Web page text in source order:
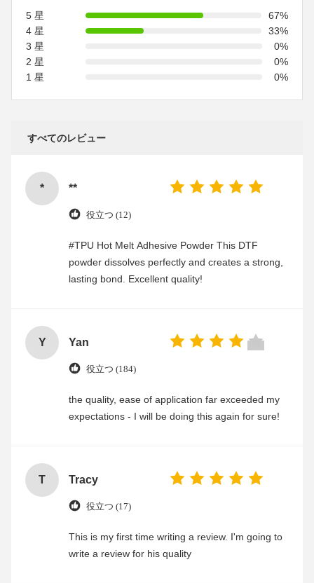
5 星
67%
4 星
33%
3 星
0%
2 星
0%
1 星
0%
すべてのレビュー
* **
役立つ (12)
#TPU Hot Melt Adhesive Powder This DTF
powder dissolves perfectly and creates a strong,
lasting bond. Excellent quality!
Y Yan
役立つ (184)
the quality, ease of application far exceeded my
expectations - I will be doing this again for sure!
T Tracy
役立つ (17)
This is my first time writing a review. I'm going to
write a review for his quality